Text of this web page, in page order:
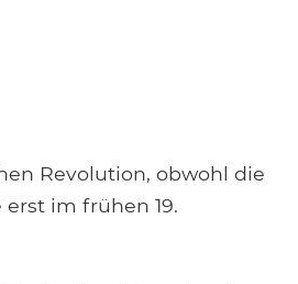
Revolution, obwohl die
im frühen 19.